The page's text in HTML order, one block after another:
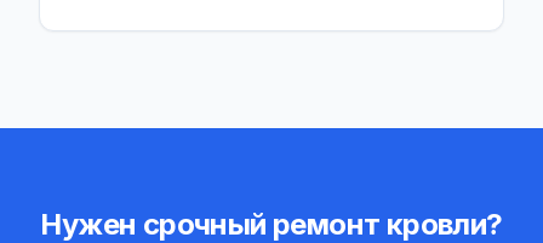
Нужен срочный ремонт кровли?